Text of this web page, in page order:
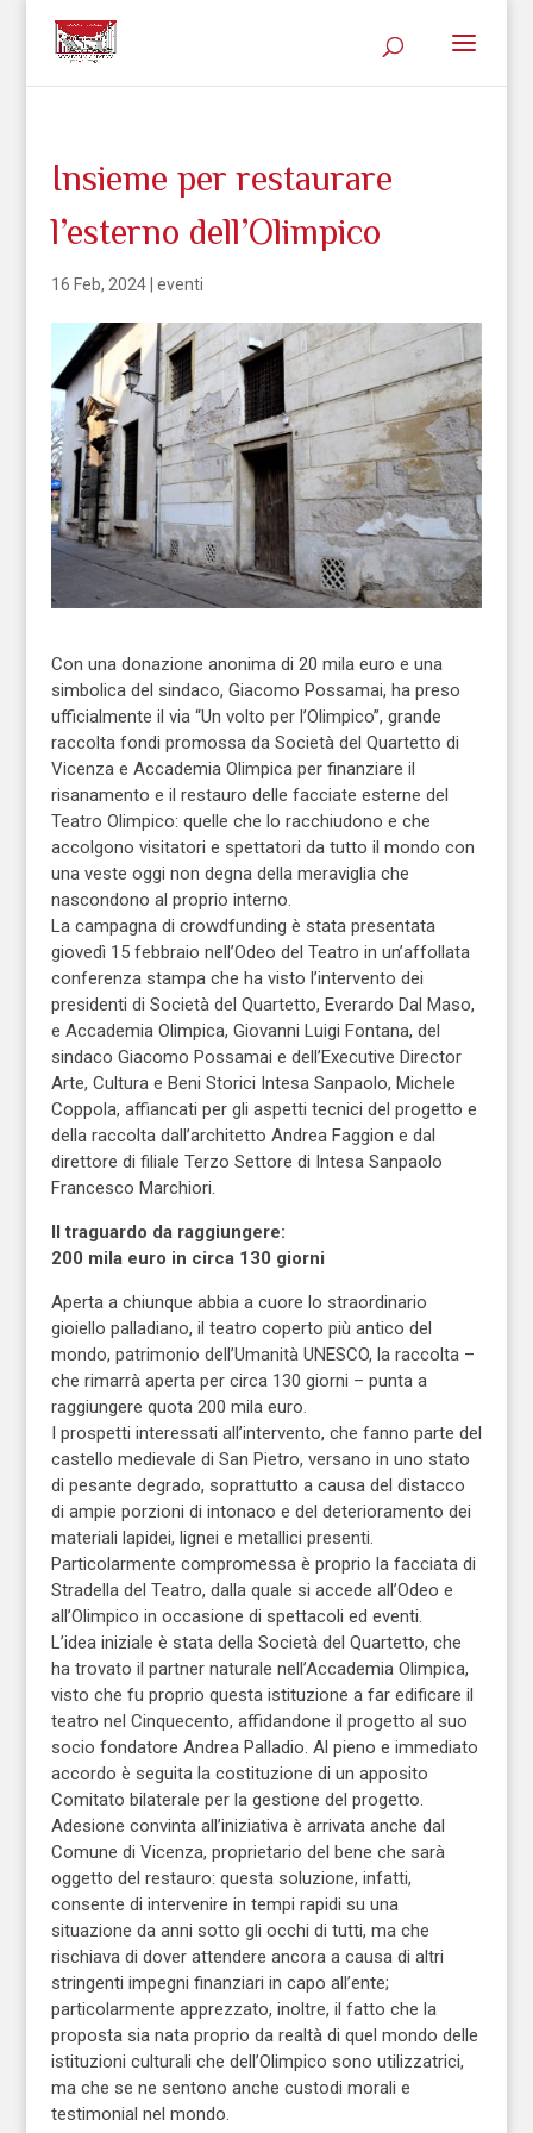
Insieme per restaurare
l’esterno dell’Olimpico
16 Feb, 2024| eventi
Con una donazione anonima di 20 mila euro e una
simbolica del sindaco, Giacomo Possamai, ha preso
ufficialmente il via “Un volto per l’Olimpico”, grande
raccolta fondi promossa da Società del Quartetto di
Vicenza e Accademia Olimpica per finanziare il
risanamento e il restauro delle facciate esterne del
Teatro Olimpico: quelle che lo racchiudono e che
accolgono visitatori e spettatori da tutto il mondo con
una veste oggi non degna della meraviglia che
nascondono al proprio interno.
La campagna di crowdfunding è stata presentata
giovedì 15 febbraio nell’Odeo del Teatro in un’affollata
conferenza stampa che ha visto l’intervento dei
presidenti di Società del Quartetto, Everardo Dal Maso,
e Accademia Olimpica, Giovanni Luigi Fontana, del
sindaco Giacomo Possamai e dell’Executive Director
Arte, Cultura e Beni Storici Intesa Sanpaolo, Michele
Coppola, affiancati per gli aspetti tecnici del progetto e
della raccolta dall’architetto Andrea Faggion e dal
direttore di filiale Terzo Settore di Intesa Sanpaolo
Francesco Marchiori.
Il traguardo da raggiungere:
200 mila euro in circa 130 giorni
Aperta a chiunque abbia a cuore lo straordinario
gioiello palladiano, il teatro coperto più antico del
mondo, patrimonio dell’Umanità UNESCO, la raccolta –
che rimarrà aperta per circa 130 giorni – punta a
raggiungere quota 200 mila euro.
I prospetti interessati all’intervento, che fanno parte del
castello medievale di San Pietro, versano in uno stato
di pesante degrado, soprattutto a causa del distacco
di ampie porzioni di intonaco e del deterioramento dei
materiali lapidei, lignei e metallici presenti.
Particolarmente compromessa è proprio la facciata di
Stradella del Teatro, dalla quale si accede all’Odeo e
all’Olimpico in occasione di spettacoli ed eventi.
L’idea iniziale è stata della Società del Quartetto, che
ha trovato il partner naturale nell’Accademia Olimpica,
visto che fu proprio questa istituzione a far edificare il
teatro nel Cinquecento, affidandone il progetto al suo
socio fondatore Andrea Palladio. Al pieno e immediato
accordo è seguita la costituzione di un apposito
Comitato bilaterale per la gestione del progetto.
Adesione convinta all’iniziativa è arrivata anche dal
Comune di Vicenza, proprietario del bene che sarà
oggetto del restauro: questa soluzione, infatti,
consente di intervenire in tempi rapidi su una
situazione da anni sotto gli occhi di tutti, ma che
rischiava di dover attendere ancora a causa di altri
stringenti impegni finanziari in capo all’ente;
particolarmente apprezzato, inoltre, il fatto che la
proposta sia nata proprio da realtà di quel mondo delle
istituzioni culturali che dell’Olimpico sono utilizzatrici,
ma che se ne sentono anche custodi morali e
testimonial nel mondo.